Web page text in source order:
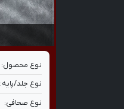
نوع محصول:
نوع جلد/پایه:
نوع صحافی: